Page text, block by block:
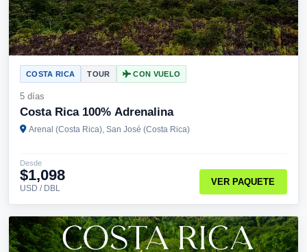
COSTA RICA TOUR CON VUELO
5 días
Costa Rica 100% Adrenalina
Arenal (Costa Rica), San José (Costa Rica)
Desde
$1,098
USD / DBL
VER PAQUETE